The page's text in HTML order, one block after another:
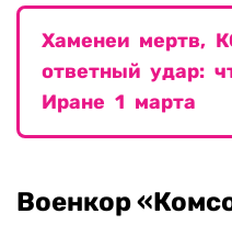
Хаменеи мертв,
ответный удар:
Иране 1 марта
Военкор